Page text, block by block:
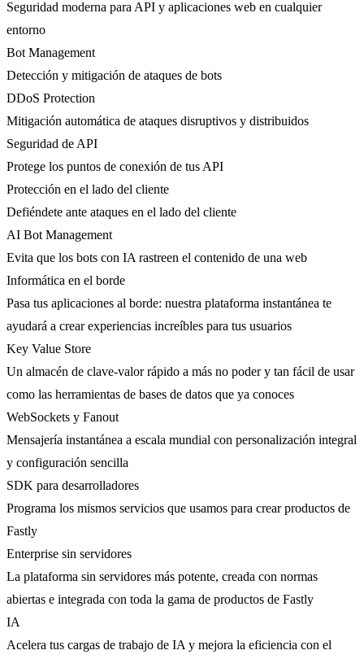
Seguridad moderna para API y aplicaciones web en cualquier
entorno
Bot Management
Detección y mitigación de ataques de bots
DDoS Protection
Mitigación automática de ataques disruptivos y distribuidos
Seguridad de API
Protege los puntos de conexión de tus API
Protección en el lado del cliente
Defiéndete ante ataques en el lado del cliente
AI Bot Management
Evita que los bots con IA rastreen el contenido de una web
Informática en el borde
Pasa tus aplicaciones al borde: nuestra plataforma instantánea te
ayudará a crear experiencias increíbles para tus usuarios
Key Value Store
Un almacén de clave-valor rápido a más no poder y tan fácil de usar
como las herramientas de bases de datos que ya conoces
WebSockets y Fanout
Mensajería instantánea a escala mundial con personalización integral
y configuración sencilla
SDK para desarrolladores
Programa los mismos servicios que usamos para crear productos de
Fastly
Enterprise sin servidores
La plataforma sin servidores más potente, creada con normas
abiertas e integrada con toda la gama de productos de Fastly
IA
Acelera tus cargas de trabajo de IA y mejora la eficiencia con el